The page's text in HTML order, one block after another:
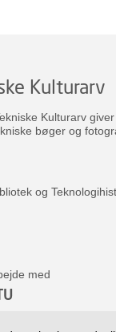
Kulturarv
Kulturarv
bøger og
og
med